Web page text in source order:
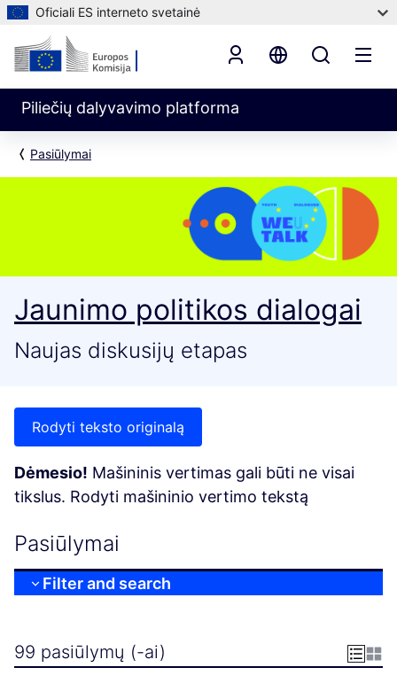
Oficiali ES interneto svetainė
Piliečių dalyvavimo platforma
Pasiūlymai
Jaunimo politikos dialogai
Naujas diskusijų etapas
Rodyti teksto originalą
Dėmesio! Mašininis vertimas gali būti ne visai
tikslus. Rodyti mašininio vertimo tekstą
Pasiūlymai
Filter and search
99 pasiūlymų (-ai)